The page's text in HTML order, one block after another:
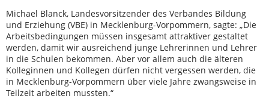
Michael Blanck, Landesvorsitzender des Verbandes Bildung
und Erziehung (VBE) in Mecklenburg-Vorpommern, sagte: „Die
Arbeitsbedingungen müssen insgesamt attraktiver gestaltet
werden, damit wir ausreichend junge Lehrerinnen und Lehrer
in die Schulen bekommen. Aber vor allem auch die älteren
Kolleginnen und Kollegen dürfen nicht vergessen werden, die
in Mecklenburg-Vorpommern über viele Jahre zwangsweise in
Teilzeit arbeiten mussten.“